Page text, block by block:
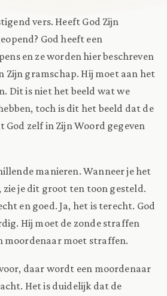
vers. Heeft God Zijn
God heeft een
en ze worden hier beschreven
Zijn gramschap. Hij moet aan het
Dit is niet het beeld wat we
toch is dit het beeld dat de
God zelf in Zijn Woord gegeven
manieren. Wanneer je het
zie je dit groot ten toon gesteld.
en goed. Ja, het is terecht. God
Hij moet de zonde straffen
moordenaar moet straffen.
daar wordt een moordenaar
Het is duidelijk dat de